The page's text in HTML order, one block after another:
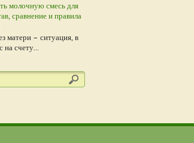
молочную смесь для
сравнение и правила
матери – ситуация, в
счету...